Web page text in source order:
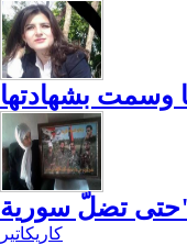
وسمت بشهادتها
كاريكاتير